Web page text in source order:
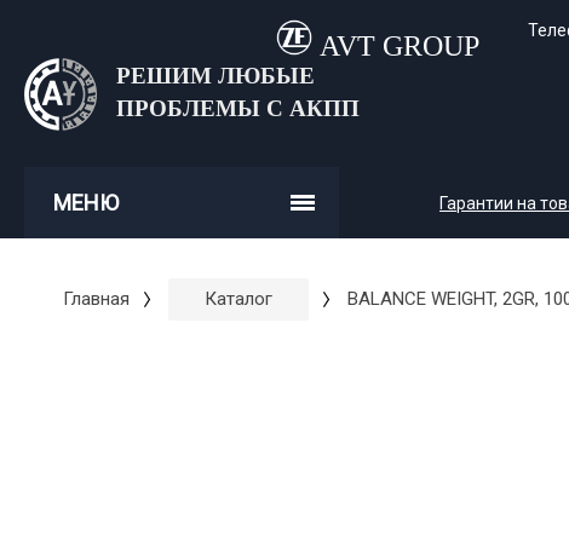
AVT GROUP
РЕШИМ ЛЮБЫЕ
ПРОБЛЕМЫ С АКПП
МЕНЮ Гарантии на
Главная Каталог BALANCE WEIGHT, 2GR,